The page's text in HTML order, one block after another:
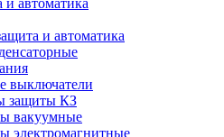
и автоматика
и автоматика
выключатели
защиты КЗ
вакуумные
электромагнитные